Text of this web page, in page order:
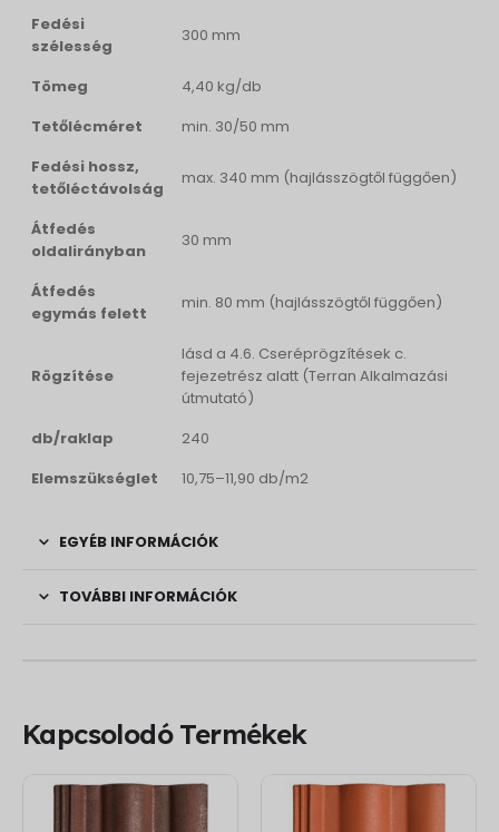
Fedési
szélesség
300 mm
Tömeg
4,40 kg/db
Tetőlécméret
min. 30/50 mm
Fedési hossz,
tetőléctávolság
max. 340 mm (hajlásszögtől függően)
Átfedés
oldalirányban
30 mm
Átfedés
egymás felett
min. 80 mm (hajlásszögtől függően)
Rögzítése
lásd a 4.6. Cseréprögzítések c.
fejezetrész alatt (Terran Alkalmazási
útmutató)
db/raklap
240
Elemszükséglet
10,75–11,90 db/m2
EGYÉB INFORMÁCIÓK
TOVÁBBI INFORMÁCIÓK
Kapcsolodó Termékek